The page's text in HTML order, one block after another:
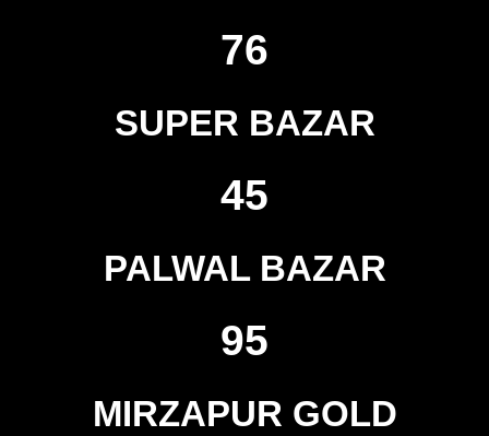
76
SUPER BAZAR
45
PALWAL BAZAR
95
MIRZAPUR GOLD